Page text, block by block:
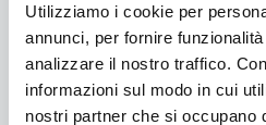
Utilizziamo i cookie per
annunci, per fornire
analizzare il nostro traffico.
informazioni sul modo in cui
nostri partner che si occupano